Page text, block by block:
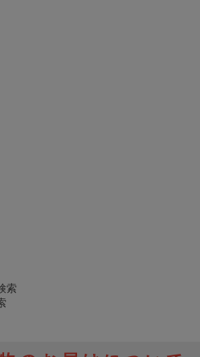
索